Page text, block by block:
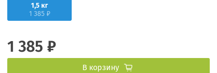
1,5 кг
1 385 ₽
1 385 ₽
В корзину